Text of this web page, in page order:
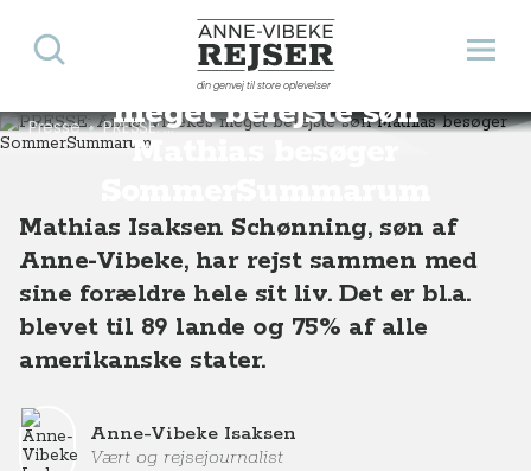
Anne-Vibeke Rejser
din genvej til store oplevelser
Åbn
Søg
PRESSE: Anne-Vibekes
meget berejste søn
Mathias besøger
Presse PRESSE: Mathias besøger SommerSummarum
Mathias Isaksen Schønning, søn af
Anne-Vibeke, har rejst sammen med
sine forældre hele sit liv. Det er bl.a.
blevet til 89 lande og 75% af alle
amerikanske stater.
Anne-Vibeke Isaksen
Vært og rejsejournalist